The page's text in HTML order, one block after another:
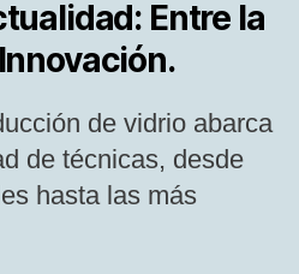
Entre la
de vidrio abarca
de técnicas, desde
hasta las más